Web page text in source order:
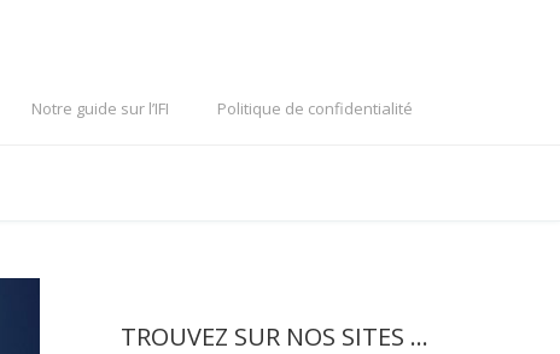
Notre guide sur l’IFI Politique de confidentialité
TROUVEZ SUR NOS SITES …